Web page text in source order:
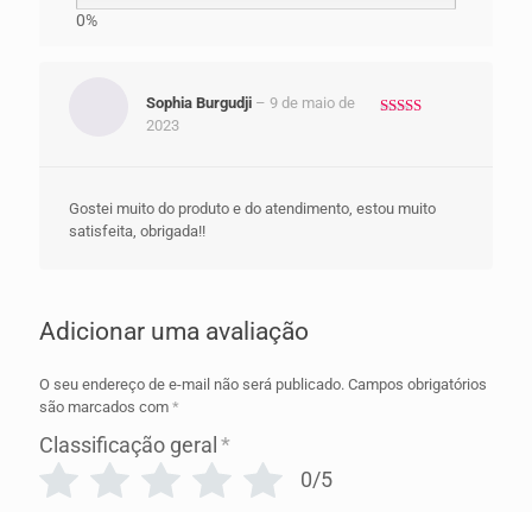
0%
Sophia Burgudji – 9 de maio de
2023
Gostei muito do produto e do atendimento, estou muito
satisfeita, obrigada!!
Adicionar uma avaliação
O seu endereço de e-mail não será publicado. Campos obrigatórios
são marcados com *
Classificação geral *
0/5